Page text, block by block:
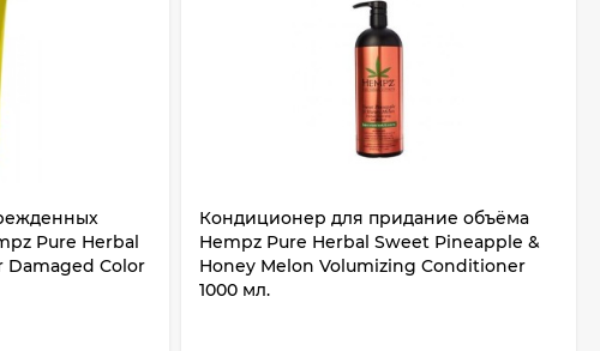
Pure Herbal
Damaged Color
Кондиционер для придание объёма
Hempz Pure Herbal Sweet Pineapple &
Honey Melon Volumizing Conditioner
1000 мл.